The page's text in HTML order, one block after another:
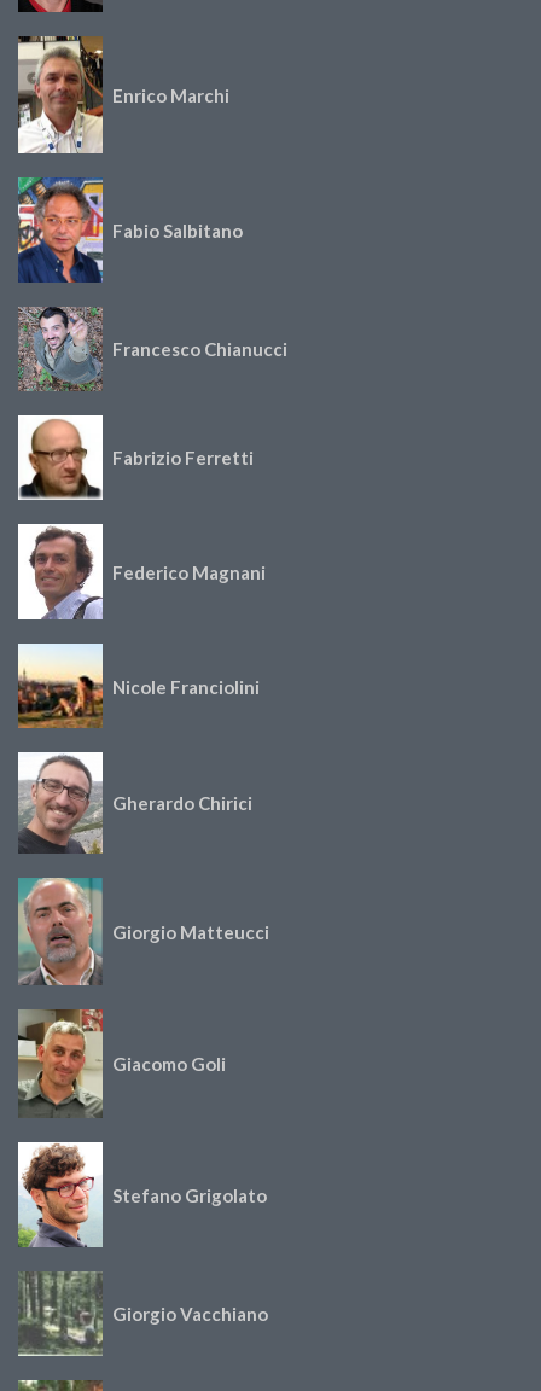
Enrico Marchi
Fabio Salbitano
Francesco Chianucci
Fabrizio Ferretti
Federico Magnani
Nicole Franciolini
Gherardo Chirici
Giorgio Matteucci
Giacomo Goli
Stefano Grigolato
Giorgio Vacchiano